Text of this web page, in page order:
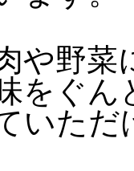
や野菜
をぐん
いただ